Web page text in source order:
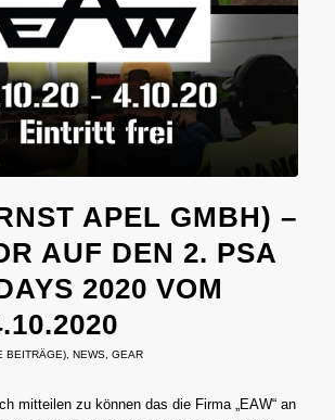
APEL GMBH) –
AUF DEN 2. PSA
2020 VOM
BEITRÄGE), NEWS, GEAR
mitteilen zu können das die Firma „EAW“ an